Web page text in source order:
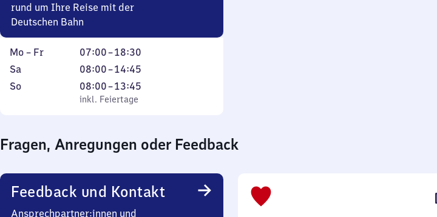
rund um Ihre Reise mit der
Deutschen Bahn
Montag
bis
Freitag
Mo – Fr 07:00–18:30
Von
7
Uhr
bis
30
Samstag
Sa 08:00–14:45
Von
8
Uhr
Uhr
45
Sonntag
So,
inkl. Feiertage
08:00–13:45
Von
8
13
45
inkl. Feiertage
Fragen, Anregungen oder Feedback
Feedback und Kontakt
Ansprechpartner:innen und